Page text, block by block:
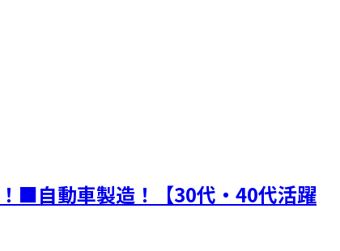
■自動車製造！【30代・40代活躍